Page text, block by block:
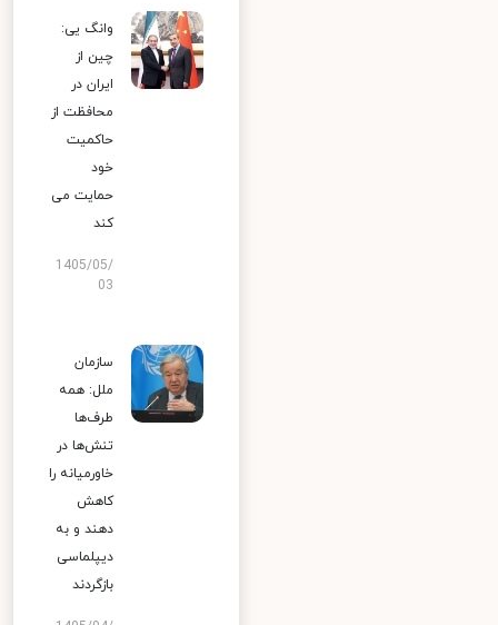
وانگ یی:
چین از
ایران در
محافظت از
حاکمیت
خود
حمایت می
کند
1405/05/
03
سازمان
ملل: همه
طرف‌ها
تنش‌ها در
خاورمیانه را
کاهش
دهند و به
دیپلماسی
بازگردند